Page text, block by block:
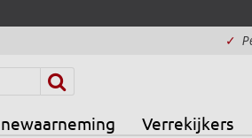
✓
Verrekijkers